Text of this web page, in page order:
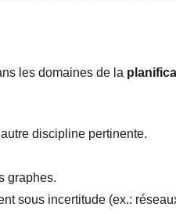
les domaines de la
discipline pertinente.
graphes.
sous incertitude (ex.: